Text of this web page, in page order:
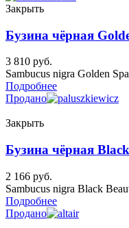
Закрыть
Бузина чёрная
3 810 руб.
Sambucus nigra Golden
Подробнее
Продано
Закрыть
Бузина чёрная
2 166 руб.
Sambucus nigra Black
Подробнее
Продано